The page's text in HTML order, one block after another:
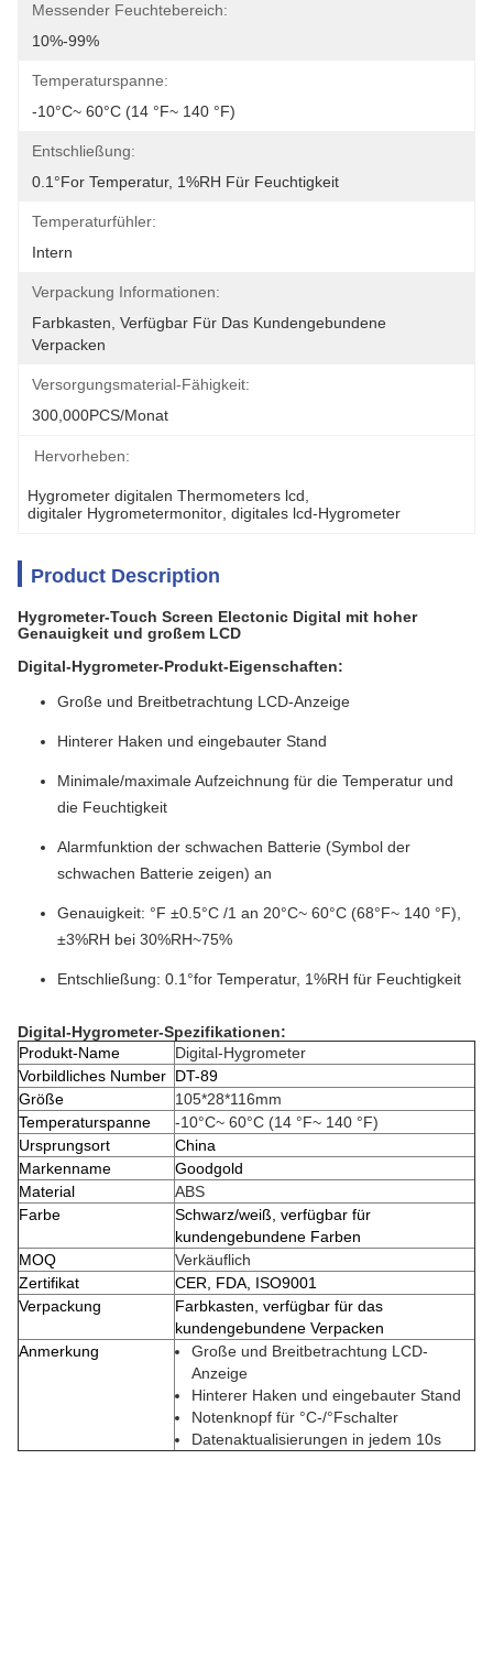
Messender Feuchtebereich:
10%-99%
Temperaturspanne:
-10°C~ 60°C (14 °F~ 140 °F)
Entschließung:
0.1°for Temperatur, 1%RH Für Feuchtigkeit
Temperaturfühler:
Intern
Verpackung Informationen:
Farbkasten, Verfügbar Für Das Kundengebundene
Verpacken
Versorgungsmaterial-Fähigkeit:
300,000PCS/Monat
Hervorheben:
Hygrometer digitalen Thermometers lcd
digitaler Hygrometermonitor digitales lcd-Hygrometer
Product Description
Hygrometer-Touch Screen Electonic Digital mit hoher
Genauigkeit und großem LCD
Digital-Hygrometer-Produkt-Eigenschaften:
Große und Breitbetrachtung LCD-Anzeige
Hinterer Haken und eingebauter Stand
Minimale/maximale Aufzeichnung für die Temperatur und
die Feuchtigkeit
Alarmfunktion der schwachen Batterie (Symbol der
schwachen Batterie zeigen) an
Genauigkeit: °F ±0.5°C /1 an 20°C~ 60°C (68°F~ 140 °F),
±3%RH bei 30%RH~75%
Entschließung: 0.1°for Temperatur, 1%RH für Feuchtigkeit
Digital-Hygrometer-Spezifikationen:
Produkt-Name
Digital-Hygrometer
Vorbildliches Number DT-89
Größe
105*28*116mm
Temperaturspanne
-10°C~ 60°C (14 °F~ 140 °F)
Ursprungsort
China
Markenname
Goodgold
Material
ABS
Farbe
Schwarz/weiß, verfügbar für
kundengebundene Farben
MOQ
Verkäuflich
Zertifikat
CER, FDA, ISO9001
Verpackung
Farbkasten, verfügbar für das
kundengebundene Verpacken
Anmerkung
Große und Breitbetrachtung LCD-
Anzeige
Hinterer Haken und eingebauter Stand
Notenknopf für °C-/°Fschalter
Datenaktualisierungen in jedem 10s